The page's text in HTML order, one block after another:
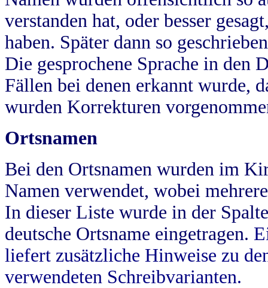
verstanden hat, oder besser
haben. Später dann so
Die gesprochene Sprache in
Fällen bei denen erkannt wurde,
wurden Korrekturen
Ortsnamen
Bei den Ortsnamen wurden im
Namen verwendet, wobei
In dieser Liste wurde in der
deutsche Ortsname eingetragen.
liefert zusätzliche Hinweise zu
verwendeten Schreibvarianten.